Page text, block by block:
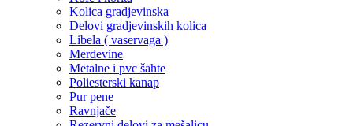
Kolica gradjevinska
Delovi gradjevinskih kolica
Libela ( vaservaga )
Merdevine
Metalne i pvc šahte
Poliesterski kanap
Pur pene
Ravnjače